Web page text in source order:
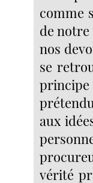
comme
de notre
nos
se
aux
vérité